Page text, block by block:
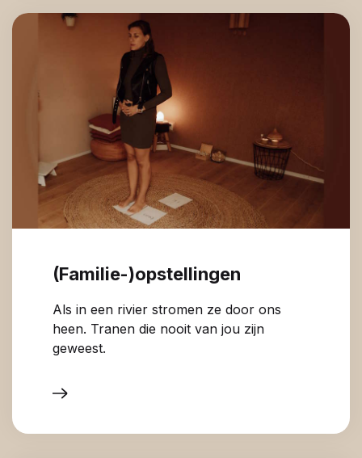
(Familie-)opstellingen
Als in een rivier stromen ze door ons
heen. Tranen die nooit van jou zijn
geweest.